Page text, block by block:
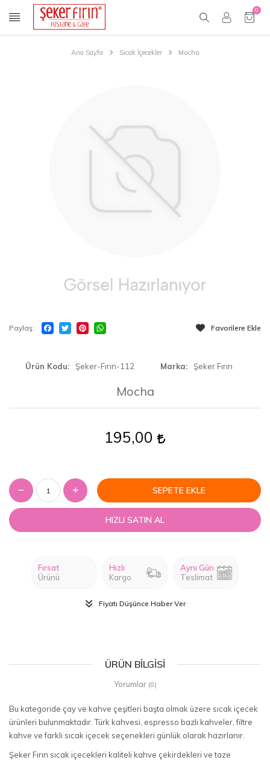
0
Ana Sayfa Sıcak İçecekler Mocha
Paylaş Favorilere Ekle
Ürün Kodu Şeker-Fırın-112 Marka Şeker Fırın
Mocha
195,00
SEPETE EKLE
HIZLI SATIN AL
Fırsat
Ürünü
Hızlı
Kargo
Aynı Gün
Teslimat
Fiyatı Düşünce Haber Ver
ÜRÜN BILGISI
Yorumlar (0)
Bu kategoride çay ve kahve çeşitleri başta olmak üzere sıcak içecek
ürünleri bulunmaktadır. Türk kahvesi, espresso bazlı kahveler, filtre
kahve ve farklı sıcak içecek seçenekleri günlük olarak hazırlanır.
Şeker Fırın sıcak içecekleri kaliteli kahve çekirdekleri ve taze